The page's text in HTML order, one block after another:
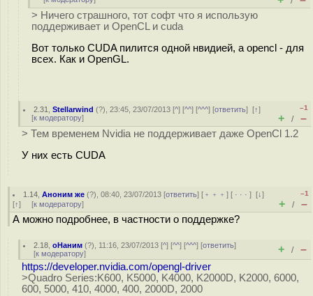
> Ничего страшного, тот софт что я использую
поддерживает и OpenCL и cuda
Вот только CUDA пилится одной нвидией, а opencl - для
всех. Как и OpenGL.
2.31 ,Stellarwind (?), 23:45, 23/07/2013 [^] [^^] [^^^] [ответить][↑]
[к модератору]
–1
+ / –
> Тем временем Nvidia не поддерживает даже OpenCl 1.2
У них есть CUDA
1.14 ,Аноним же (?), 08:40, 23/07/2013 [ответить] [ ﹢﹢﹢] [ · · ·][↓]
[↑] [к модератору]
–1
+ / –
А можно подробнее, в частности о поддержке?
2.18 ,оНаним (?), 11:16, 23/07/2013 [^] [^^] [^^^] [ответить]
[к модератору] + / –
https://developer.nvidia.com/opengl-driver
>Quadro Series:K600, K5000, K4000, K2000D, K2000, 6000,
600, 5000, 410, 4000, 400, 2000D, 2000